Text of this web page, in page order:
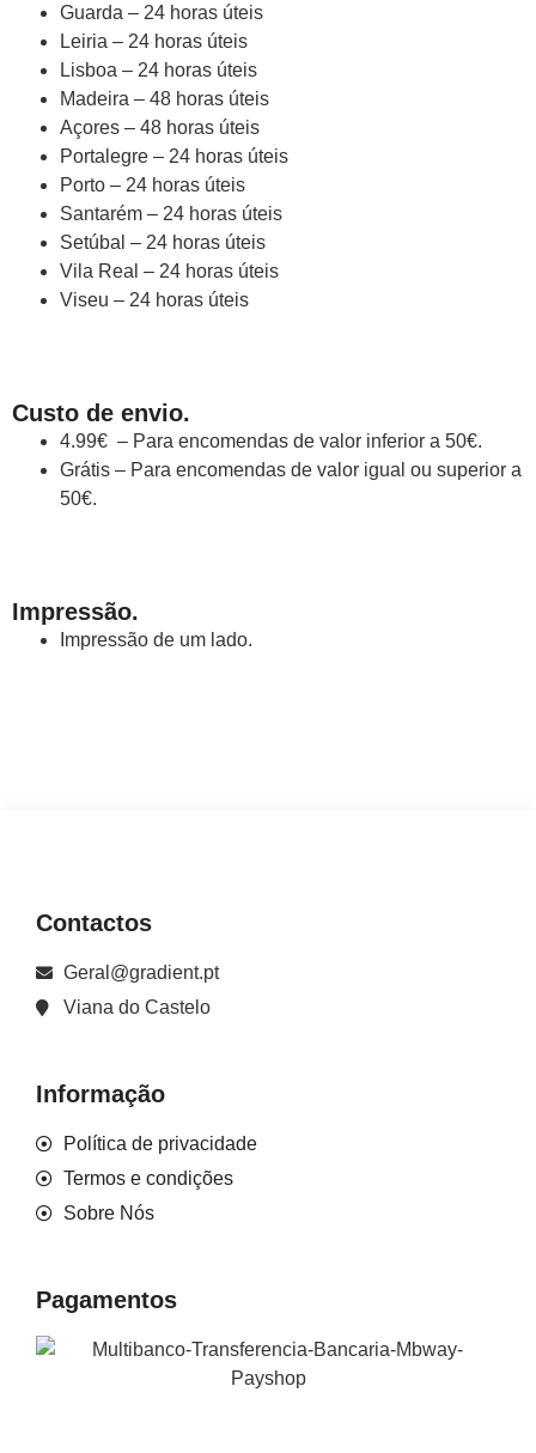
Guarda – 24 horas úteis
Leiria – 24 horas úteis
Lisboa – 24 horas úteis
Madeira – 48 horas úteis
Açores – 48 horas úteis
Portalegre – 24 horas úteis
Porto – 24 horas úteis
Santarém – 24 horas úteis
Setúbal – 24 horas úteis
Vila Real – 24 horas úteis
Viseu – 24 horas úteis
Custo de envio.
4.99€ – Para encomendas de valor inferior a 50€.
Grátis – Para encomendas de valor igual ou superior a
50€.
Impressão.
Impressão de um lado.
Contactos
Geral@gradient.pt
Viana do Castelo
Informação
Política de privacidade
Termos e condições
Sobre Nós
Pagamentos